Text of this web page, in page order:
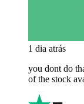
1 dia atrás
you dont do
of the stock